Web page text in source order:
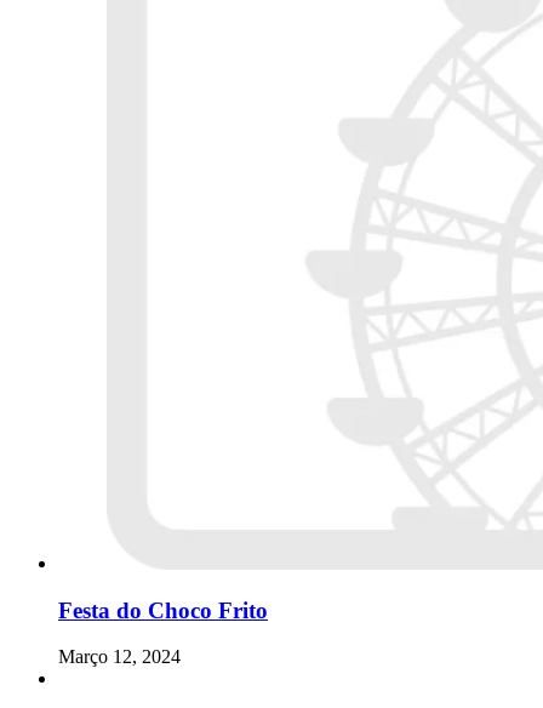
Festa do Choco Frito
Março 12, 2024